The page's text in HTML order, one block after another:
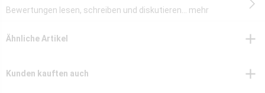
Bewertungen lesen, schreiben und diskutieren... mehr
Ähnliche Artikel
Kunden kauften auch